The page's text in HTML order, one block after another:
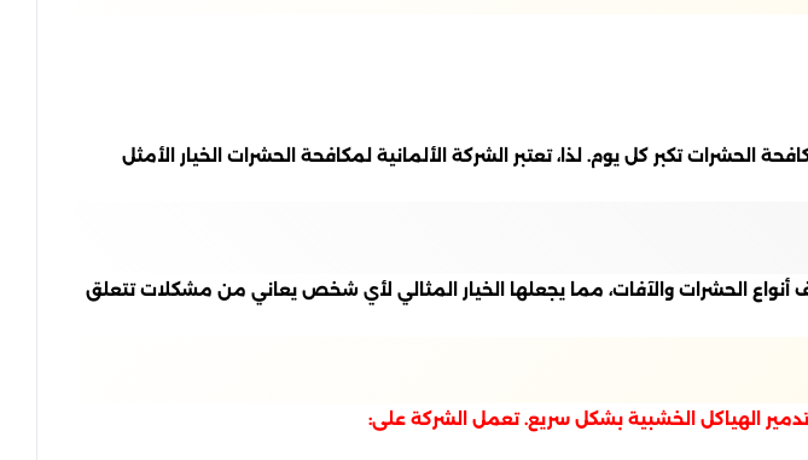
الحشرات تكبر كل يوم. لذا، تعتبر الشركة الألمانية لمكافحة الحشرات الخيار الأمثل
الحشرات والآفات، مما يجعلها الخيار المثالي لأي شخص يعاني من مشكلات تتعلق
الهياكل الخشبية بشكل سريع. تعمل الشركة على: